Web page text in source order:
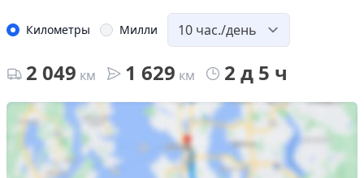
Километры Милли
2 049 км 1 629 км 2 д 5 ч